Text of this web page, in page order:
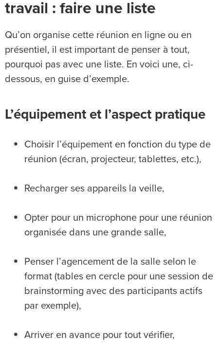
travail : faire une liste
Qu’on organise cette réunion en ligne ou en
présentiel, il est important de penser à tout,
pourquoi pas avec une liste. En voici une, ci-
dessous, en guise d’exemple.
L’équipement et l’aspect pratique
Choisir l’équipement en fonction du type de
réunion (écran, projecteur, tablettes, etc.),
Recharger ses appareils la veille,
Opter pour un microphone pour une réunion
organisée dans une grande salle,
Penser l’agencement de la salle selon le
format (tables en cercle pour une session de
brainstorming avec des participants actifs
par exemple),
Arriver en avance pour tout vérifier,